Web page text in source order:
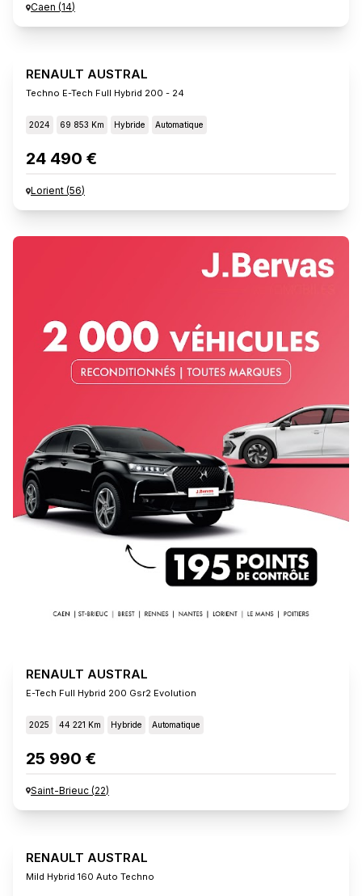
Caen (14)
RENAULT AUSTRAL
Techno E-Tech Full Hybrid 200 - 24
2024 69 853 Km Hybride Automatique
24 490 €
Lorient (56)
RENAULT AUSTRAL
E-Tech Full Hybrid 200 Gsr2 Evolution
2025 44 221 Km Hybride Automatique
25 990 €
Saint-Brieuc (22)
RENAULT AUSTRAL
Mild Hybrid 160 Auto Techno